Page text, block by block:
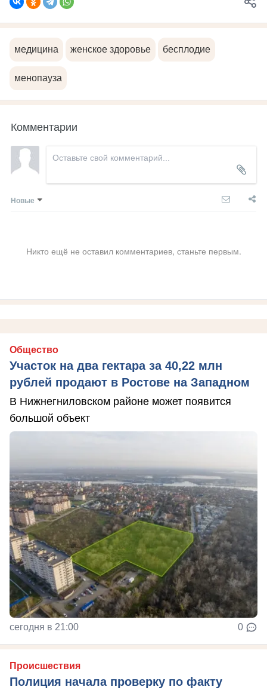
медицина женское здоровье бесплодие
менопауза
Комментарии
Новые
Никто ещё не оставил комментариев, станьте первым.
Общество
Участок на два гектара за 40,22 млн
рублей продают в Ростове на Западном
В Нижнегниловском районе может появится
большой объект
сегодня в 21:00 0
Происшествия
Полиция начала проверку по факту